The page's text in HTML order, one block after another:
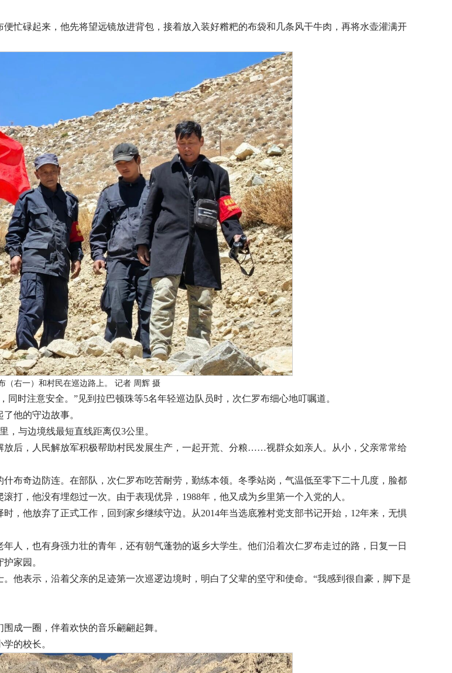
忙碌起来，他先将望远镜放进背包，接着放入装好糌粑的布袋和几条风干牛肉，再将水壶灌满开
（右一）和村民在巡边路上。 记者 周辉 摄
时注意安全。”见到拉巴顿珠等5名年轻巡边队员时，次仁罗布细心地叮嘱道。
他的守边故事。
，与边境线最短直线距离仅3公里。
后，人民解放军积极帮助村民发展生产，一起开荒、分粮……视群众如亲人。从小，父亲常常给
布奇边防连。在部队，次仁罗布吃苦耐劳，勤练本领。冬季站岗，气温低至零下二十几度，脸都
打，他没有埋怨过一次。由于表现优异，1988年，他又成为乡里第一个入党的人。
，他放弃了正式工作，回到家乡继续守边。从2014年当选底雅村党支部书记开始，12年来，无惧
人，也有身强力壮的青年，还有朝气蓬勃的返乡大学生。他们沿着次仁罗布走过的路，日复一日
家园。
他表示，沿着父亲的足迹第一次巡逻边境时，明白了父辈的坚守和使命。“我感到很自豪，脚下是
成一圈，伴着欢快的音乐翩翩起舞。
的校长。